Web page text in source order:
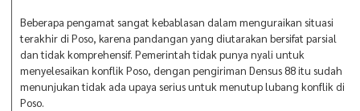
Beberapa pengamat sangat kebablasan dalam menguraikan situasi
terakhir di Poso, karena pandangan yang diutarakan bersifat parsial
dan tidak komprehensif. Pemerintah tidak punya nyali untuk
menyelesaikan konflik Poso, dengan pengiriman Densus 88 itu sudah
menunjukan tidak ada upaya serius untuk menutup lubang konflik di
Poso.